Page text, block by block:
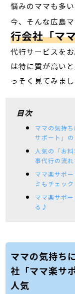
悩みのママも多
今、そんな広島
行会社「マ
代行サービスを
は特に質が高い
っそく見てみまし
目次
ママの気持
サポート」
人気の「お
事代行の流れ
ママ楽サポ
ミもチェック
ママ楽サポ
る♪
ママの気持ち
社「ママ楽サ
人気